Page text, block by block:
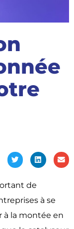
de
à se
à la montée en